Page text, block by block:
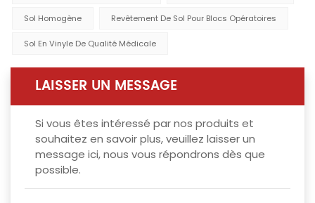
Sol Homogène Revêtement De Sol Pour Blocs Opératoires
Sol En Vinyle De Qualité Médicale
LAISSER UN MESSAGE
Si vous êtes intéressé par nos produits et
souhaitez en savoir plus, veuillez laisser un
message ici, nous vous répondrons dès que
possible.